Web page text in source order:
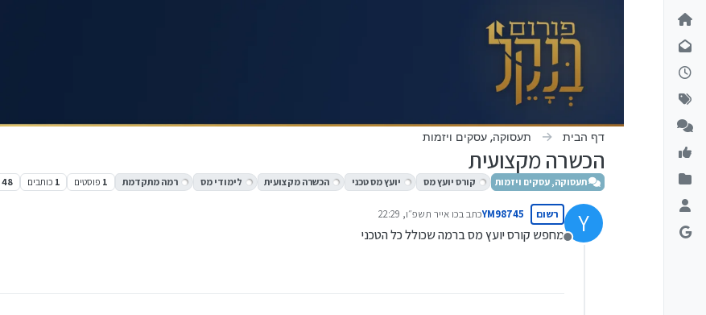
דילוג לתוכן
דף הבית תעסוקה, עסקים ויזמות
הכשרה מקצועית
תעסוקה, עסקים ויזמות קורס יועץ מס יועץ מס טכני הכשרה מקצועית לימודי מס רמה מתקדמת 1 פוסטים 1 כותבים 48
Y
מנותק
רשום YM98745כתב בכו אייר תשפ״ו, 22:29
נערך לאחרונה על ידי
מחפש קורס יועץ מס ברמה שכולל כל הטכני